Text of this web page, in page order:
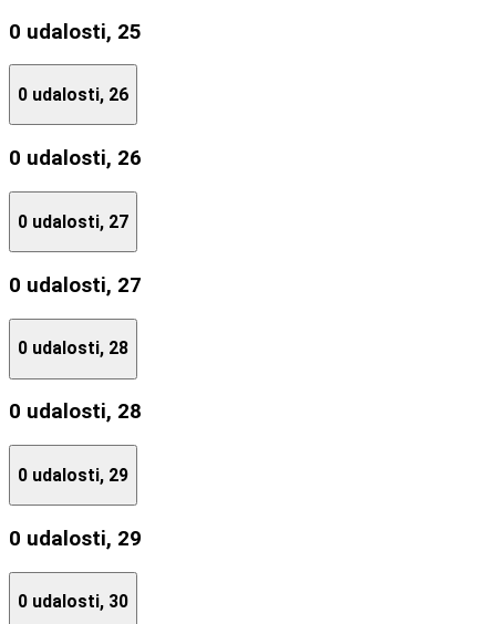
0 udalosti, 25
0 udalosti, 26
0 udalosti, 26
0 udalosti, 27
0 udalosti, 27
0 udalosti, 28
0 udalosti, 28
0 udalosti, 29
0 udalosti, 29
0 udalosti, 30